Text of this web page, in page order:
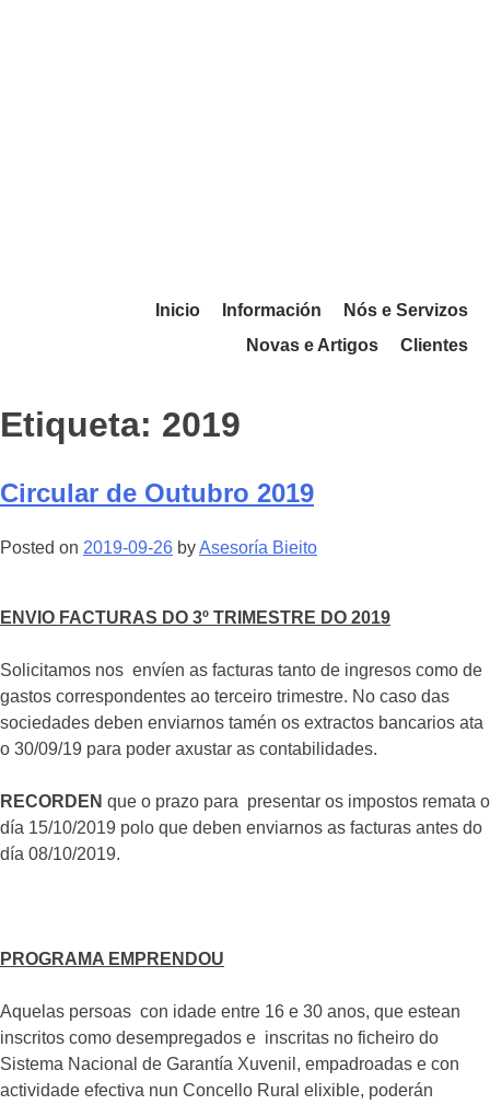
Inicio Información
Nós e Servizos
Novas e Artigos
Clientes
Etiqueta: 2019
Circular de Outubro 2019
Posted on 2019-09-26 byAsesoría Bieito
ENVIO FACTURAS DO 3º TRIMESTRE DO 2019
Solicitamos nos envíen as facturas tanto de ingresos como de
gastos correspondentes ao terceiro trimestre. No caso das
sociedades deben enviarnos tamén os extractos bancarios ata
o 30/09/19 para poder axustar as contabilidades.
RECORDEN que o prazo para presentar os impostos remata o
día 15/10/2019 polo que deben enviarnos as facturas antes do
día 08/10/2019.
PROGRAMA EMPRENDOU
Aquelas persoas con idade entre 16 e 30 anos, que estean
inscritos como desempregados e inscritas no ficheiro do
Sistema Nacional de Garantía Xuvenil, empadroadas e con
actividade efectiva nun Concello Rural elixible, poderán